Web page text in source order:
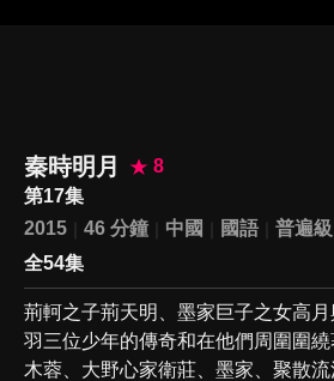
秦時明月
8
第17集
2015
46 分鐘 中國 國語
普遍級
全54集
荊軻之子荊天明、墨家巨子之女高
羽三位少年的傳奇和在他們周圍圍
木蓉、大野心家衛莊、墨家、聚散